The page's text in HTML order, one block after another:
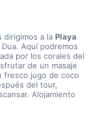
dirigimos a la Playa
Aquí podremos
por los corales del
de un masaje
fresco jugo de coco
del tour,
Alojamiento